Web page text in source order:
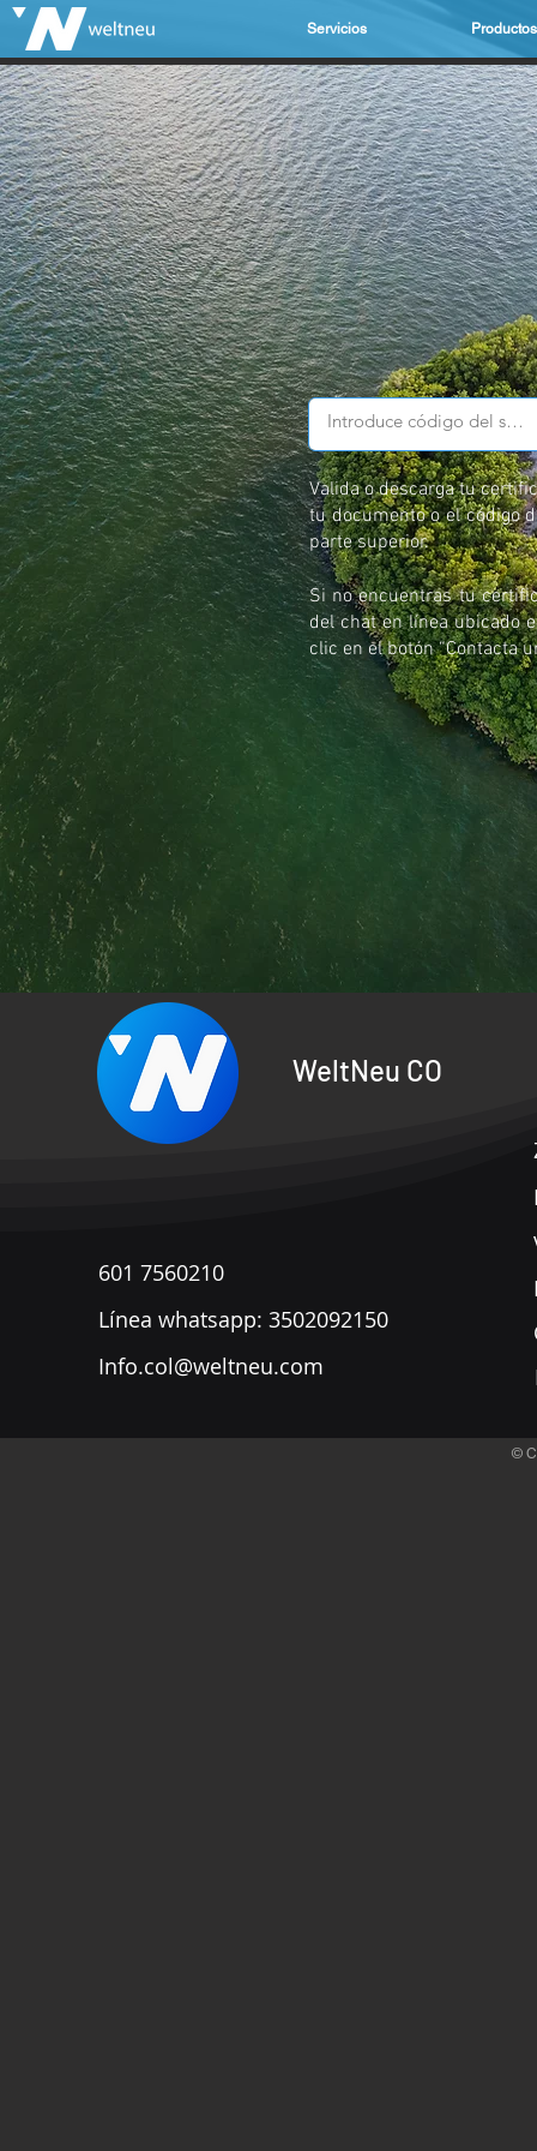
Servicios Productos
Valida o descarga tu
tu documento o el código
parte superior.
Si no encuentras tu
del chat en línea ubicado
clic en el botón “Contacta
WeltNeu CO
601 7560210
​Línea whatsapp: 3502092150
Info.col@weltneu.com
©